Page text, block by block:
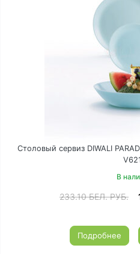
Столовый сервиз DIWALI
В
233.10БЕЛ. РУБ.
Подробнее